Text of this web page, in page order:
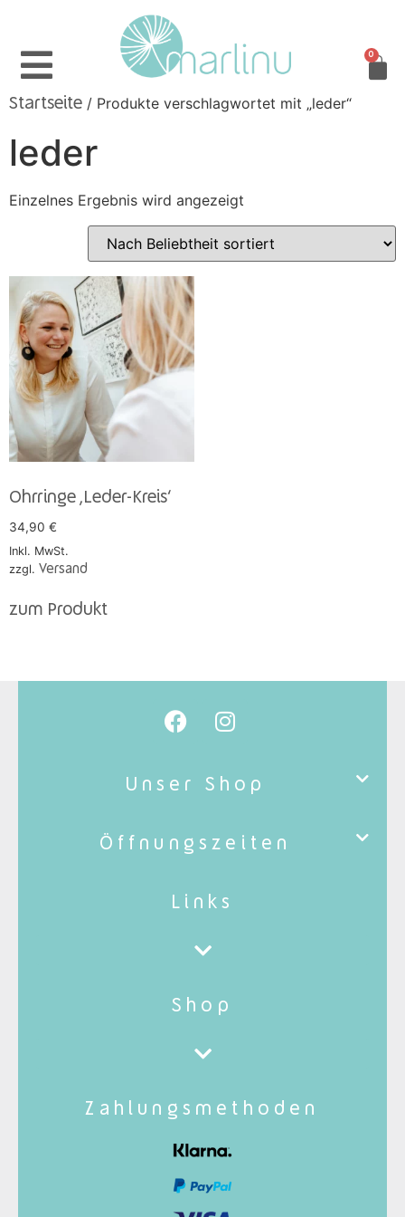
0
Startseite / Produkte verschlagwortet mit „leder“
leder
Einzelnes Ergebnis wird angezeigt
Ohrringe ‚Leder-Kreis‘
34,90 €
Inkl. MwSt.
zzgl. Versand
zum Produkt
Unser Shop
Öffnungszeiten
Links
Shop
Zahlungsmethoden